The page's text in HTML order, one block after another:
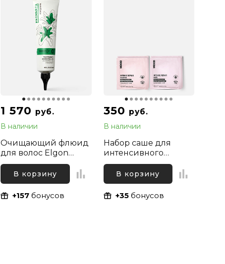
1 570 руб.
В наличии
Очищающий флюид
для волос Elgon
Primaria
Dermopeeling
Treatment, 150 мл
В корзину
+157 бонусов
350 руб.
В наличии
Набор саше для
интенсивного
восстановления
сухих и
поврежденных волос
(шампунь и маска)
Mood Intense Repair,
В корзину
+35бонусов